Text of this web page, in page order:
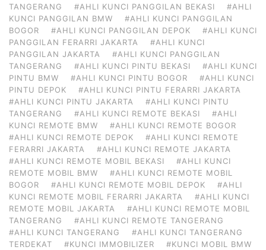
TANGERANG
#AHLI KUNCI PANGGILAN BEKASI
#AHLI
KUNCI PANGGILAN BMW
#AHLI KUNCI PANGGILAN
BOGOR
#AHLI KUNCI PANGGILAN DEPOK
#AHLI KUNCI
PANGGILAN FERARRI JAKARTA
#AHLI KUNCI
PANGGILAN JAKARTA
#AHLI KUNCI PANGGILAN
TANGERANG
#AHLI KUNCI PINTU BEKASI
#AHLI KUNCI
PINTU BMW
#AHLI KUNCI PINTU BOGOR
#AHLI KUNCI
PINTU DEPOK
#AHLI KUNCI PINTU FERARRI JAKARTA
#AHLI KUNCI PINTU JAKARTA
#AHLI KUNCI PINTU
TANGERANG
#AHLI KUNCI REMOTE BEKASI
#AHLI
KUNCI REMOTE BMW
#AHLI KUNCI REMOTE BOGOR
#AHLI KUNCI REMOTE DEPOK
#AHLI KUNCI REMOTE
FERARRI JAKARTA
#AHLI KUNCI REMOTE JAKARTA
#AHLI KUNCI REMOTE MOBIL BEKASI
#AHLI KUNCI
REMOTE MOBIL BMW
#AHLI KUNCI REMOTE MOBIL
BOGOR
#AHLI KUNCI REMOTE MOBIL DEPOK
#AHLI
KUNCI REMOTE MOBIL FERARRI JAKARTA
#AHLI KUNCI
REMOTE MOBIL JAKARTA
#AHLI KUNCI REMOTE MOBIL
TANGERANG
#AHLI KUNCI REMOTE TANGERANG
#AHLI KUNCI TANGERANG
#AHLI KUNCI TANGERANG
TERDEKAT
#KUNCI IMMOBILIZER
#KUNCI MOBIL BMW